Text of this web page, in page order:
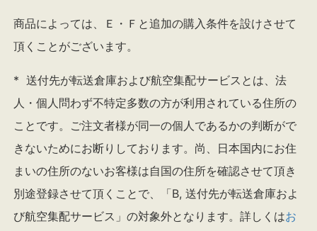
商品によっては、Ｅ・Ｆと追加の購入条件を設けさせて
頂くことがございます。
* 送付先が転送倉庫および航空集配サービスとは、法
人・個人問わず不特定多数の方が利用されている住所の
ことです。ご注文者様が同一の個人であるかの判断がで
きないためにお断りしております。尚、日本国内にお住
まいの住所のないお客様は自国の住所を確認させて頂き
別途登録させて頂くことで、「B, 送付先が転送倉庫およ
び航空集配サービス」の対象外となります。詳しくはお